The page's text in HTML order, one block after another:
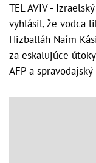
TEL AVIV -
vyhlásil, že vodca
Hizballáh Naím
za eskalujúce
AFP a